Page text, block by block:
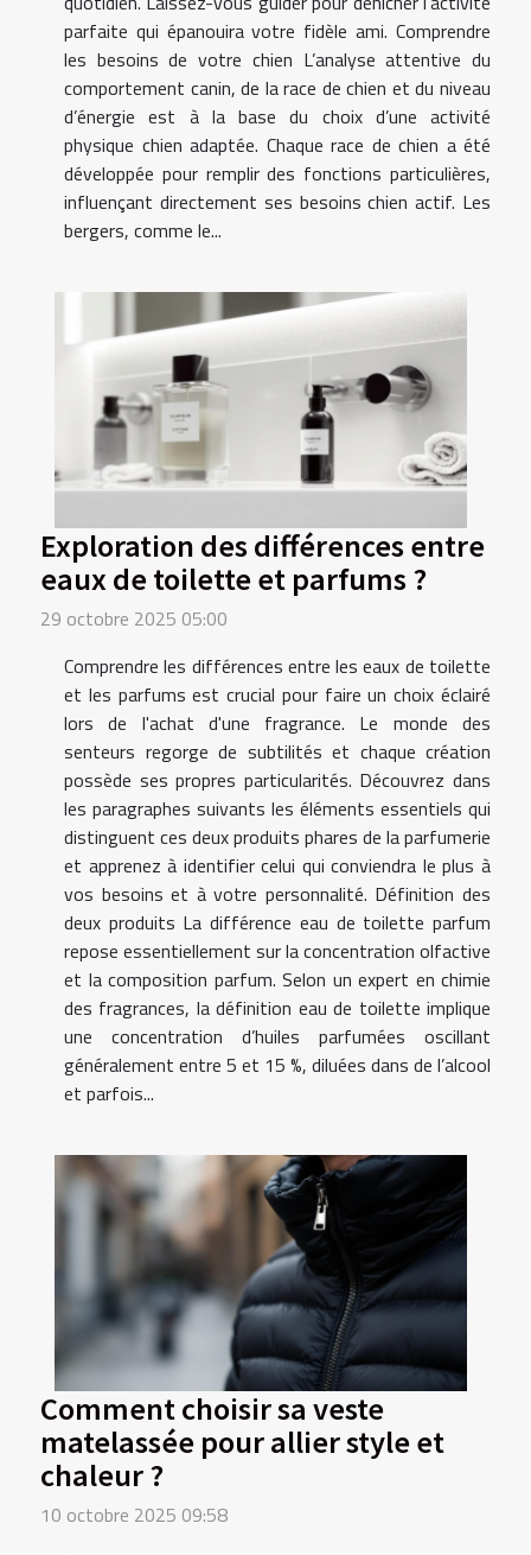
parfaite qui épanouira votre fidèle ami. Comprendre
les besoins de votre chien L’analyse attentive du
comportement canin, de la race de chien et du niveau
d’énergie est à la base du choix d’une activité
physique chien adaptée. Chaque race de chien a été
développée pour remplir des fonctions particulières,
influençant directement ses besoins chien actif. Les
bergers, comme le...
Exploration des différences entre
eaux de toilette et parfums ?
29 octobre 2025 05:00
Comprendre les différences entre les eaux de toilette
et les parfums est crucial pour faire un choix éclairé
lors de l'achat d'une fragrance. Le monde des
senteurs regorge de subtilités et chaque création
possède ses propres particularités. Découvrez dans
les paragraphes suivants les éléments essentiels qui
distinguent ces deux produits phares de la parfumerie
et apprenez à identifier celui qui conviendra le plus à
vos besoins et à votre personnalité. Définition des
deux produits La différence eau de toilette parfum
repose essentiellement sur la concentration olfactive
et la composition parfum. Selon un expert en chimie
des fragrances, la définition eau de toilette implique
une concentration d’huiles parfumées oscillant
généralement entre 5 et 15 %, diluées dans de l’alcool
et parfois...
Comment choisir sa veste
matelassée pour allier style et
chaleur ?
10 octobre 2025 09:58